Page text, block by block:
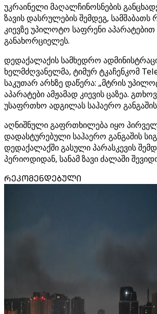
უკრაინელი მაღალჩინოსნების
ზავის დასრულების შემდეგ, სამშაბათს
კიევზე უპილოტო საფრენი აპარატებით
განახორციელეს.
დედაქალაქის სამხედრო
ხელმძღვანელმა, ტიმურ ტკაჩენკომ
საკუთარ არხზე დაწერა: „მტრის
აპარატები ამჟამად კიევის ცაზეა.
უსაფრთხო ადგილას საჰაერო
აღნიშნული გაფრთხილება იყო
დადასტურებული საჰაერო განგაშის
დედაქალაქში გასული პარასკევის
პერიოდიდან, სანამ ზავი ძალაში
ᲠᲔᲙᲝᲛᲔᲜᲓᲔᲑᲣᲚᲘ